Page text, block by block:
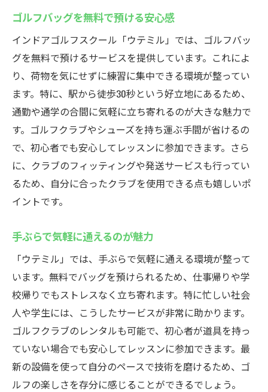
ゴルフバッグを無料で預ける安心感
インドアゴルフスクール「ウテミル」では、ゴルフバッ
グを無料で預けるサービスを提供しています。これによ
り、荷物を気にせずに練習に集中できる環境が整ってい
ます。特に、駅から徒歩30秒という好立地にあるため、
通勤や通学の合間に気軽に立ち寄れるのが大きな魅力で
す。ゴルフクラブやシューズを持ち運ぶ手間が省けるの
で、初心者でも安心してレッスンに参加できます。さら
に、クラブのフィッティングや発送サービスも行ってい
るため、自分に合ったクラブを使用できる点も嬉しいポ
イントです。
手ぶらで気軽に通えるのが魅力
「ウテミル」では、手ぶらで気軽に通える環境が整って
います。無料でバッグを預けられるため、仕事帰りや学
校帰りでもストレスなく立ち寄れます。特に忙しい社会
人や学生には、こうしたサービスが非常に助かります。
ゴルフクラブのレンタルも可能で、初心者が道具を持っ
ていない場合でも安心してレッスンに参加できます。最
新の設備を使って自分のペースで技術を磨けるため、ゴ
ルフの楽しさを存分に感じることができるでしょう。